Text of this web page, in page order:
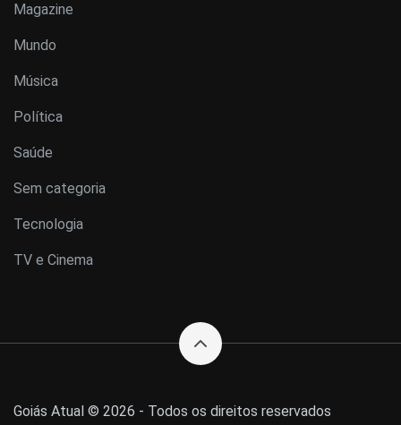
Magazine
Mundo
Música
Política
Saúde
Sem categoria
Tecnologia
TV e Cinema
Goiás Atual © 2026 - Todos os direitos reservados